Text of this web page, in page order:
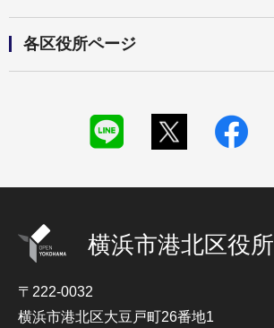
各区役所ページ
横浜市港北区役所
〒222-0032
横浜市港北区大豆戸町26番地1